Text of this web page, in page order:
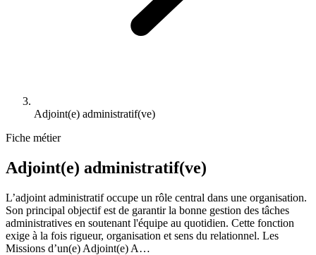
Adjoint(e) administratif(ve)
Fiche métier
Adjoint(e) administratif(ve)
L’adjoint administratif occupe un rôle central dans une organisation.
Son principal objectif est de garantir la bonne gestion des tâches
administratives en soutenant l'équipe au quotidien. Cette fonction
exige à la fois rigueur, organisation et sens du relationnel. Les
Missions d’un(e) Adjoint(e) A…